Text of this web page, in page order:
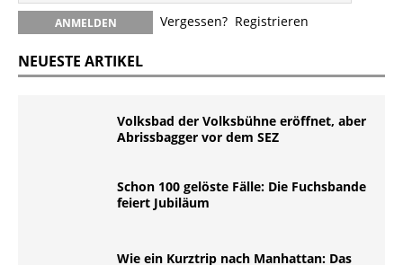
Vergessen? Registrieren
NEUESTE ARTIKEL
Volksbad der Volksbühne eröffnet, aber
Abrissbagger vor dem SEZ
Schon 100 gelöste Fälle: Die Fuchsbande
feiert Jubiläum
Wie ein Kurztrip nach Manhattan: Das